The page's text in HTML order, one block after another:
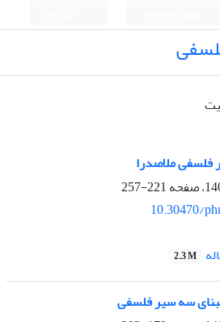
فلسفی ملاصدرا
221-257
10.30470/
2.3 M
سه سیر فلسفی